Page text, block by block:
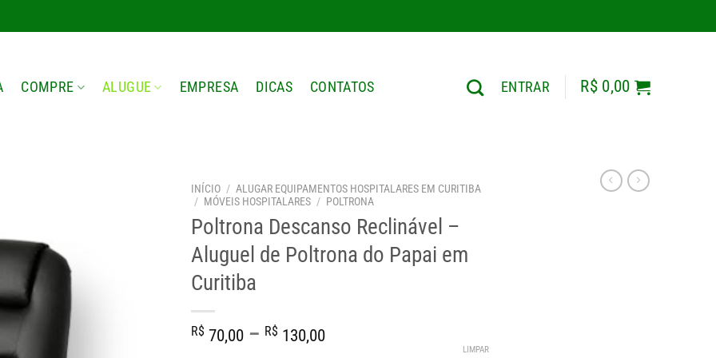
COMPRE ALUGUE EMPRESA DICAS CONTATOS ENTRAR R$0,00
INÍCIO / ALUGAR EQUIPAMENTOS HOSPITALARES EM CURITIBA
/ MÓVEIS HOSPITALARES / POLTRONA
Poltrona Descanso Reclinável –
Aluguel de Poltrona do Papai em
Curitiba
R$ 70,00 – R$ 130,00Faixa
LIMPAR